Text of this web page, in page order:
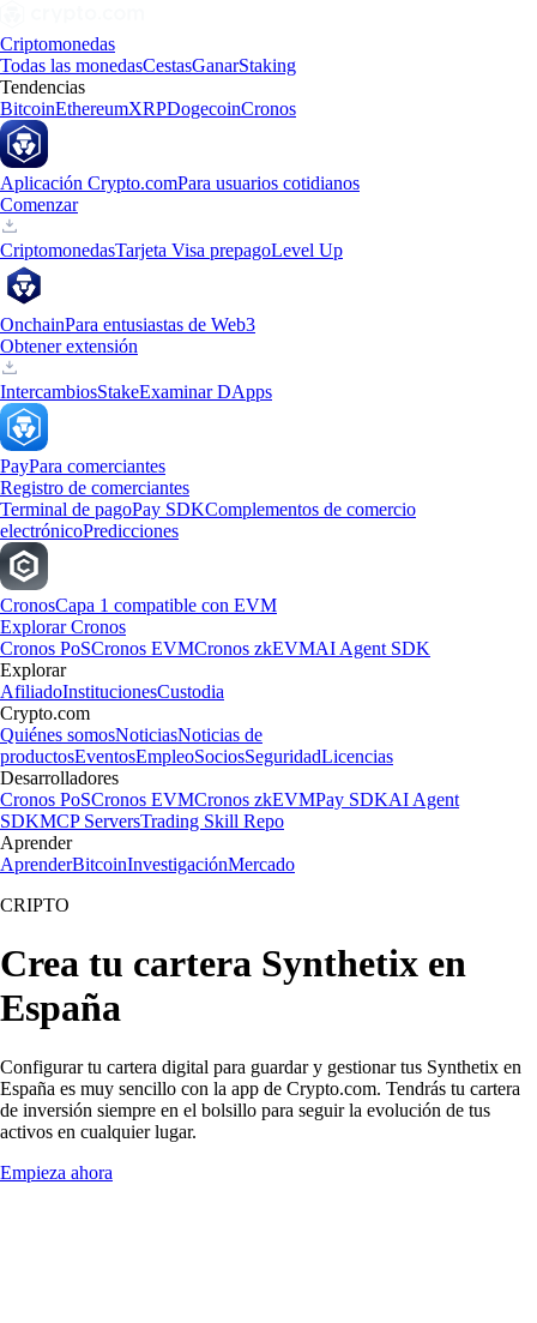
Criptomonedas
Todas las monedasCestasGanarStaking
Tendencias
BitcoinEthereumXRPDogecoinCronos
Aplicación Crypto.comPara usuarios cotidianos
Comenzar
CriptomonedasTarjeta Visa prepagoLevel Up
OnchainPara entusiastas de Web3
Obtener extensión
IntercambiosStakeExaminar DApps
PayPara comerciantes
Registro de comerciantes
Terminal de pagoPay SDKComplementos de comercio
electrónicoPredicciones
CronosCapa 1 compatible con EVM
Explorar Cronos
Cronos PoSCronos EVMCronos zkEVMAI Agent SDK
Explorar
AfiliadoInstitucionesCustodia
Crypto.com
Quiénes somosNoticiasNoticias de
productosEventosEmpleoSociosSeguridadLicencias
Desarrolladores
Cronos PoSCronos EVMCronos zkEVMPay SDKAI Agent
SDKMCP ServersTrading Skill Repo
Aprender
AprenderBitcoinInvestigaciónMercado
CRIPTO
Crea tu cartera Synthetix en
España
Configurar tu cartera digital para guardar y gestionar tus Synthetix en
España es muy sencillo con la app de Crypto.com. Tendrás tu cartera
de inversión siempre en el bolsillo para seguir la evolución de tus
activos en cualquier lugar.
Empieza ahora